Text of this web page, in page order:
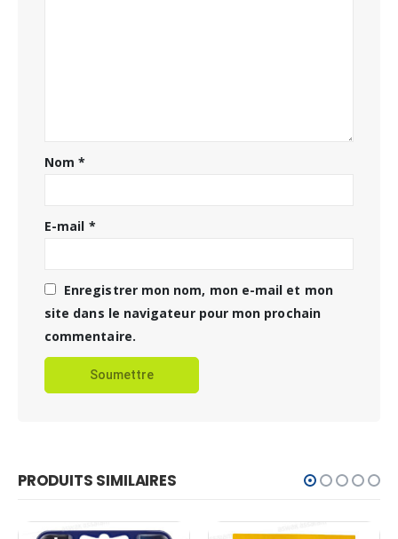
Nom*
E-mail *
Enregistrer mon nom, mon e-mail et mon
site dans le navigateur pour mon prochain
commentaire.
PRODUITS SIMILAIRES